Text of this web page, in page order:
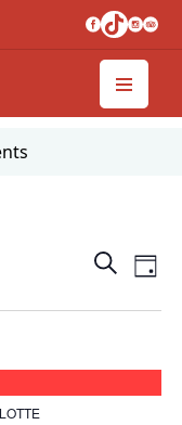
de
vues
Recherche
Jour